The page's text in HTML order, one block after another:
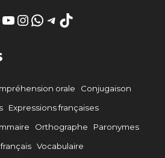
YouTube
Instagram
WhatsApp
Telegram
TikTok
orale
Conjugaison
Expressions françaises
Orthographe
Paronymes
Vocabulaire